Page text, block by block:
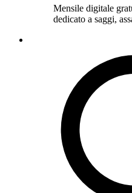
Mensile digitale
dedicato a saggi,